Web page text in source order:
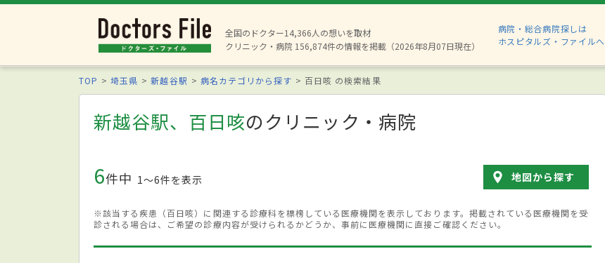
全国のドクター14,366人の想いを取材
クリニック・病院 156,874件の情報を掲載（2026年8月07日現在）
病院・総合病院探しは
ホスピタルズ・ファイルへ
TOP 埼玉県 新越谷駅 病名カテゴリから探す 百日咳 の検索結果
新越谷駅、百日咳のクリニック・病院
6件中 1〜6件を表示 地図から探す
※該当する疾患（百日咳）に関連する診療科を標榜している医療機関を表示しております。掲載されている医療機関を受
診される場合は、ご希望の診療内容が受けられるかどうか、事前に医療機関に直接ご確認ください。